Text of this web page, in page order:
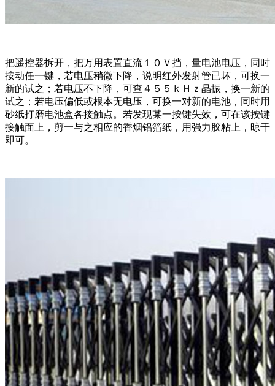
把遥控器拆开，把万用表置直流１０Ｖ挡，量电池电压，同时
按动任一键，若电压稍微下降，说明红外发射管已坏，可换一
新的试之；若电压不下降，可查４５５ｋＨｚ晶振，换一新的
试之；若电压偏低或根本无电压，可换一对新的电池，同时用
砂纸打磨电池盒各接触点。若发现某一按键失效，可在该按键
接触面上，剪一与之相应的香烟铝箔纸，用强力胶粘上，晾干
即可。